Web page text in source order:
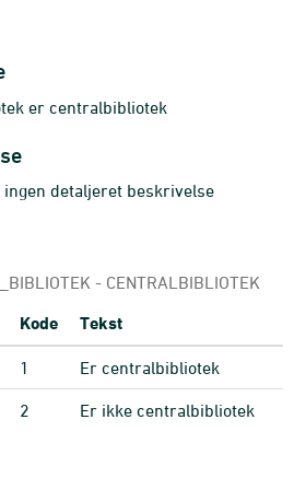
er centralbibliotek
ingen detaljeret beskrivelse
- CENTRALBIBLIOTEK
Kode Tekst
1 Er centralbibliotek
2 Er ikke centralbibliotek